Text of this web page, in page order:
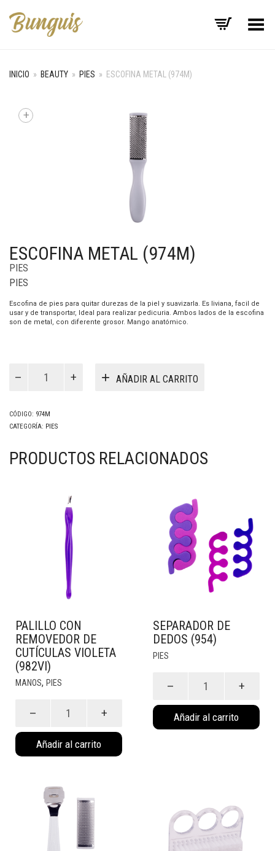
Menú
INICIO » BEAUTY » PIES » ESCOFINA METAL (974M)
+
ESCOFINA METAL (974M)
PIES
PIES
Escofina de pies para quitar durezas de la piel y suavizarla. Es liviana, facil de
usar y de transportar, Ideal para realizar pedicuria. Ambos lados de la escofina
son de metal, con diferente grosor. Mango anatómico.
Metal
AÑADIR AL CARRITO
CÓDIGO: 974M
CATEGORÍA: PIES
PRODUCTOS RELACIONADOS
PALILLO CON
REMOVEDOR DE
CUTÍCULAS VIOLETA
(982VI)
MANOS, PIES
Removedor
Cutículas
(982VI)
cantidad
Añadir al carrito
SEPARADOR DE
DEDOS (954)
PIES
Dedos
(954)
cantidad
Añadir al carrito